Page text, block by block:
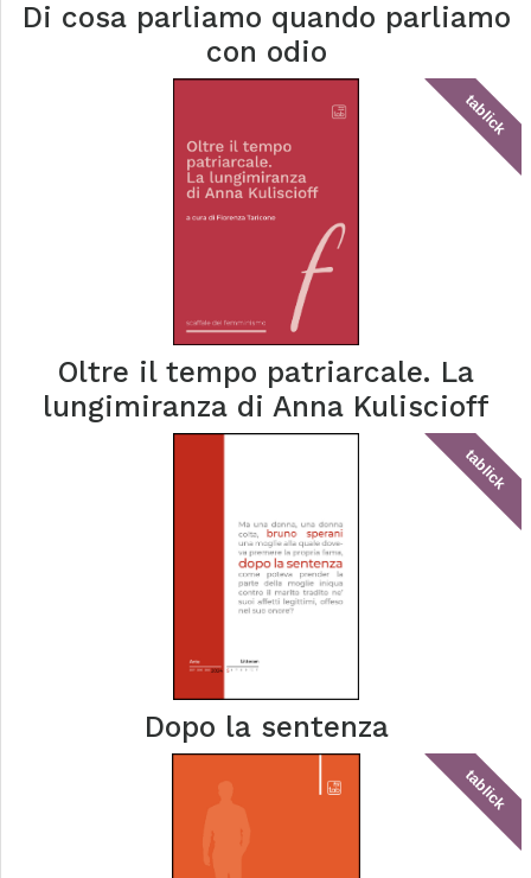
Di cosa parliamo quando parliamo
con odio
tablick
Oltre il tempo patriarcale. La
lungimiranza di Anna Kuliscioff
tablick
Dopo la sentenza
tablick